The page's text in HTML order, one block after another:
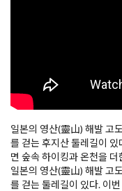
일본의 영산(靈山) 해발 고
를 걷는 후지산 둘레길이
면 숲속 하이킹과 온천을
일본의 영산(靈山) 해발 고
를 걷는 둘레길이 있다. 이